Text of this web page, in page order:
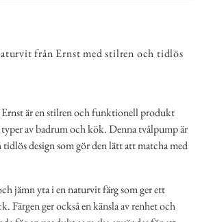
från Ernst med stilren och tidlös
är en stilren och funktionell produkt
av badrum och kök. Denna tvålpump är
tidlös design som gör den lätt att matcha med
jämn yta i en naturvit färg som ger ett
Färgen ger också en känsla av renhet och